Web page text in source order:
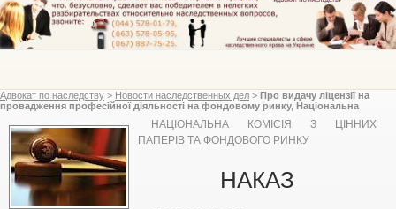
Адвокат по наследству > Новости наследственных дел > Про видачу ліцензії на
провадження професійної діяльності на фондовому ринку, Національна
НАЦІОНАЛЬНА КОМІСІЯ З ЦІННИХ
ПАПЕРІВ ТА ФОНДОВОГО РИНКУ
НАКАЗ